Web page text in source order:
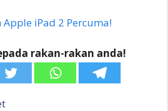
iPad 2 Percuma!
rakan-rakan anda!